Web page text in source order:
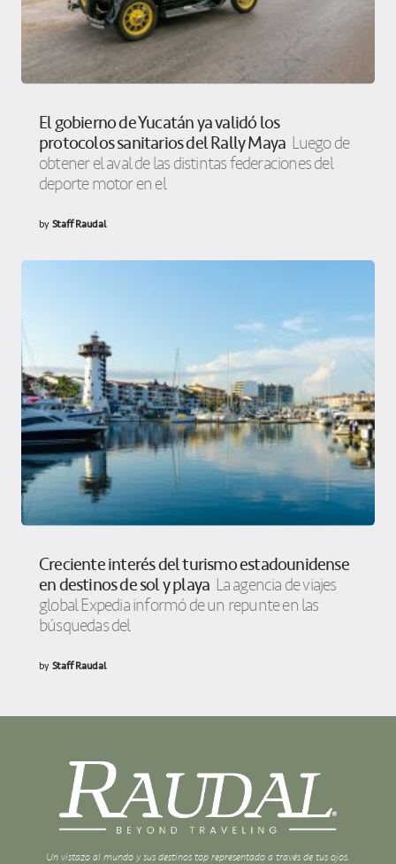
El gobierno de Yucatán ya validó los
protocolos sanitarios del Rally Maya Luego de
obtener el aval de las distintas federaciones del
deporte motor en el
byStaff Raudal
Creciente interés del turismo estadounidense
en destinos de sol y playa La agencia de viajes
global Expedia informó de un repunte en las
búsquedas del
byStaff Raudal
Un vistazo al mundo y sus destinos top representado a través de tus ojos.